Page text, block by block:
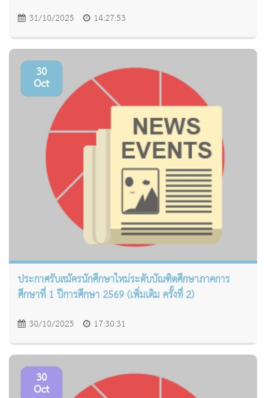
31/10/2025 14:27:53
30
Oct
ประกาศรับสมัครนักศึกษาใหม่ระดับบัณฑิตศึกษาภาคการ
ศึกษาที่ 1 ปีการศึกษา 2569 (เพิ่มเติม ครั้งที่ 2)
30/10/2025 17:30:31
30
Oct